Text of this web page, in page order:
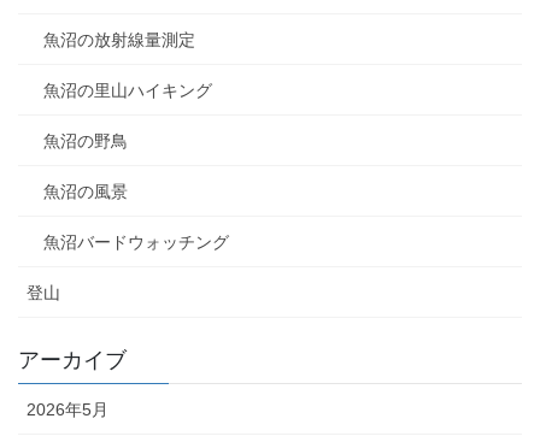
魚沼の放射線量測定
魚沼の里山ハイキング
魚沼の野鳥
魚沼の風景
魚沼バードウォッチング
登山
アーカイブ
2026年5月